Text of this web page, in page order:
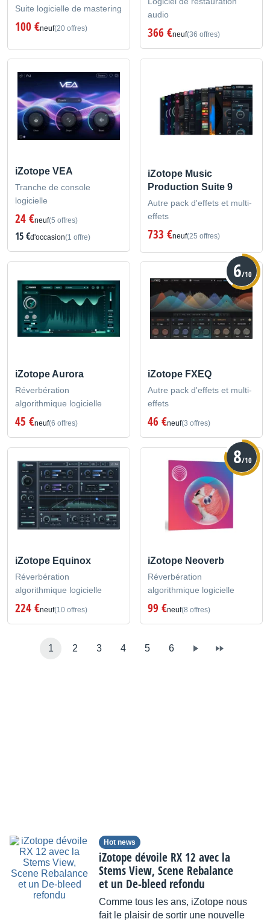
Suite logicielle de mastering
100 €neuf(20 offres)
audio
366 €neuf(36 offres)
iZotope VEA
Tranche de console
logicielle
24 €neuf(5 offres)
15 €d'occasion(1 offre)
iZotope Music
Production Suite 9
Autre pack d'effets et multi-
effets
733 €neuf(25 offres)
iZotope Aurora
Réverbération
algorithmique logicielle
45 €neuf(6 offres)
6/10
iZotope FXEQ
Autre pack d'effets et multi-
effets
46 €neuf(3 offres)
iZotope Equinox
Réverbération
algorithmique logicielle
224 €neuf(10 offres)
8/10
iZotope Neoverb
Réverbération
algorithmique logicielle
99 €neuf(8 offres)
1 2 3 4 5 6
Hot news
iZotope dévoile RX 12 avec la
Stems View, Scene Rebalance
et un De-bleed refondu
Comme tous les ans, iZotope nous
fait le plaisir de sortir une nouvelle